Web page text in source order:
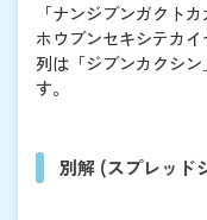
「ナンジブンガクト
ホウブンセキシテカ
列は「ジブンカクシ
す。
別解 (スプレッド